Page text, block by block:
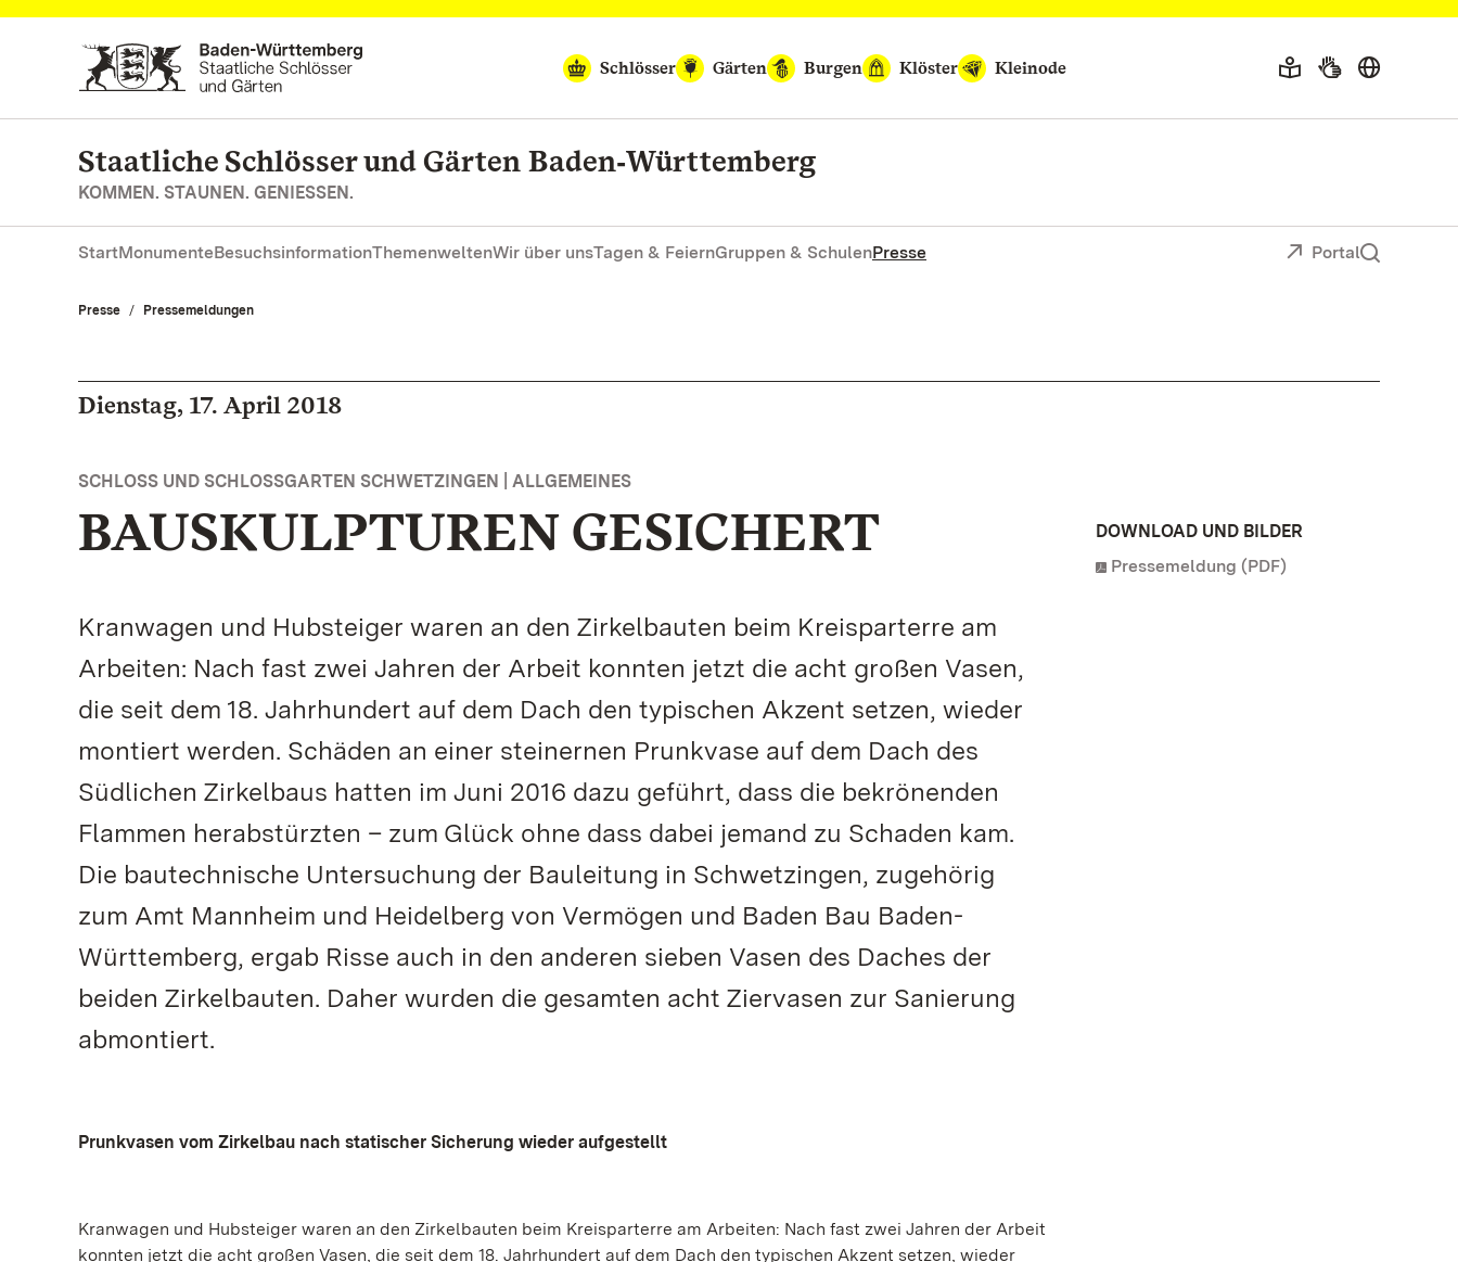
Zum Hauptinhalt springen
Schlösser
Gärten Burgen Klöster Kleinode
Staatliche Schlösser und Gärten Baden‑Württemberg
KOMMEN. STAUNEN. GENIESSEN.
StartMonumenteBesuchsinformationThemenweltenWir über unsTagen & FeiernGruppen & SchulenPresse Portal
Presse Pressemeldungen
Dienstag, 17. April 2018
SCHLOSS UND SCHLOSSGARTEN SCHWETZINGEN | ALLGEMEINES
BAUSKULPTUREN GESICHERT
Kranwagen und Hubsteiger waren an den Zirkelbauten beim Kreisparterre am
Arbeiten: Nach fast zwei Jahren der Arbeit konnten jetzt die acht großen Vasen,
die seit dem 18. Jahrhundert auf dem Dach den typischen Akzent setzen, wieder
montiert werden. Schäden an einer steinernen Prunkvase auf dem Dach des
Südlichen Zirkelbaus hatten im Juni 2016 dazu geführt, dass die bekrönenden
Flammen herabstürzten – zum Glück ohne dass dabei jemand zu Schaden kam.
Die bautechnische Untersuchung der Bauleitung in Schwetzingen, zugehörig
zum Amt Mannheim und Heidelberg von Vermögen und Baden Bau Baden-
Württemberg, ergab Risse auch in den anderen sieben Vasen des Daches der
beiden Zirkelbauten. Daher wurden die gesamten acht Ziervasen zur Sanierung
abmontiert.
Prunkvasen vom Zirkelbau nach statischer Sicherung wieder aufgestellt
Kranwagen und Hubsteiger waren an den Zirkelbauten beim Kreisparterre am Arbeiten: Nach fast zwei Jahren der Arbeit
konnten jetzt die acht großen Vasen, die seit dem 18. Jahrhundert auf dem Dach den typischen Akzent setzen, wieder
DOWNLOAD UND BILDER
Pressemeldung (PDF)